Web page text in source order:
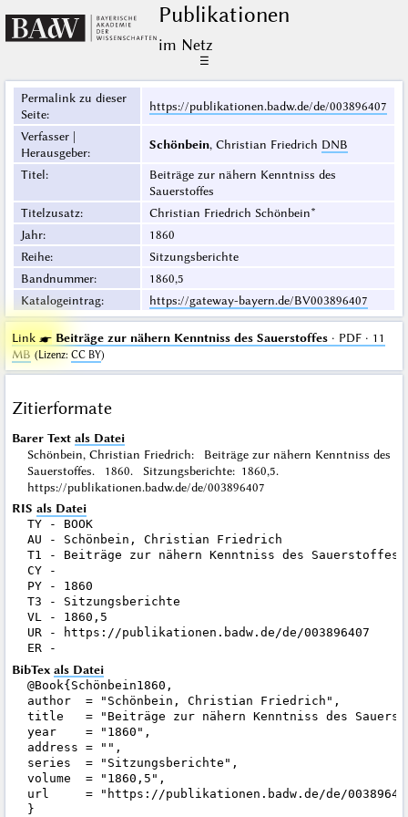
Publikationen
im Netz
☰
Permalink zu dieser
Seite:
https://publikationen.badw.de/de/003896407
Verfasser |
Herausgeber:
Schönbein, Christian Friedrich DNB
Titel:
Beiträge zur nähern Kenntniss des
Sauerstoffes
Titelzusatz:
Christian Friedrich Schönbein*
Jahr:
1860
Reihe:
Sitzungsberichte
Bandnummer:
1860,5
Katalogeintrag: https://gateway-bayern.de/BV003896407
Link ☛ Beiträge zur nähern Kenntniss des Sauerstoffes· PDF · 11
MB (Lizenz: CC BY)
Zitierformate
Barer Text als Datei
Schönbein, Christian Friedrich: Beiträge zur nähern Kenntniss des
Sauerstoffes. 1860. Sitzungsberichte: 1860,5.
https://publikationen.badw.de/de/003896407
RIS als Datei
TY - BOOK
AU - Schönbein, Christian Friedrich
T1 - Beiträge zur nähern Kenntniss des Sauerstoffes
CY -
PY - 1860
T3 - Sitzungsberichte
VL - 1860,5
UR - https://publikationen.badw.de/de/003896407
BibTex als Datei
@Book{Schönbein1860,
author  = "Schönbein, Christian Friedrich",
title   = "Beiträge zur nähern Kenntniss des
year    = "1860",
address = "",
series  = "Sitzungsberichte",
volume  = "1860,5",
url     = "https://publikationen.badw.de/de/